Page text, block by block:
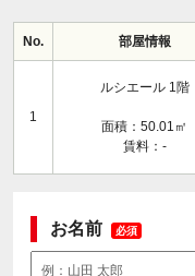
No. 部屋情報
1
ルシエール 1階
面積：50.01㎡
賃料：-
お名前 必須